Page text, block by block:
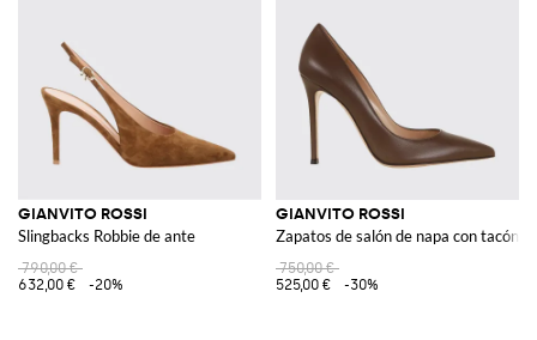
GIANVITO ROSSI
Slingbacks Robbie de ante
790,00 €
632,00 €
-20%
GIANVITO ROSSI
Zapatos de salón de napa con tacón
750,00 €
525,00 €
-30%